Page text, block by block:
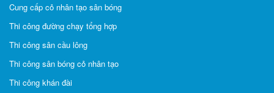
Cung cấp cỏ nhân tạo sân bóng
Thi công đường chạy tổng hợp
Thi công sân cầu lông
Thi công sân bóng cỏ nhân tạo
Thi công khán đài